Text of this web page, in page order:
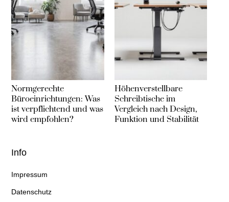
Normgerechte
Büroeinrichtungen: Was
ist verpflichtend und was
wird empfohlen?
Höhenverstellbare
Schreibtische im
Vergleich nach Design,
Funktion und Stabilität
Info
Impressum
Datenschutz